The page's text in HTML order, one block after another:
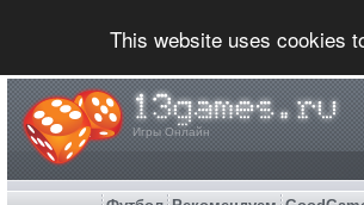
This website uses cookies
Игры Онлайн